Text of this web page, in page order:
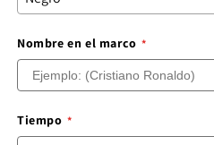
Nombre en el marco
Tiempo